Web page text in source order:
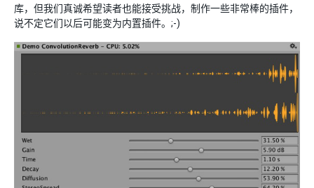
库，但我们真诚希望读者也能接受挑战，制作一些非常棒的插件，
说不定它们以后可能变为内置插件。;-)